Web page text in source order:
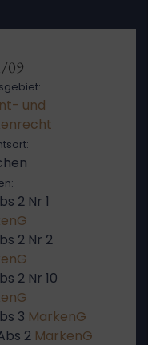
09
und
2 Nr 1
2 Nr 2
2 Nr 10
3 MarkenG
2 MarkenG